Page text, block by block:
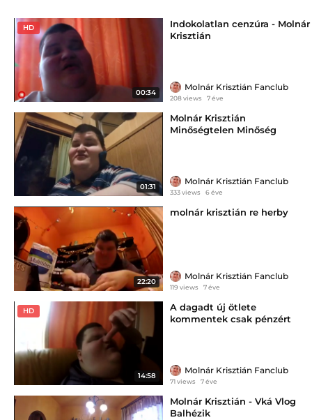
HD
00:34
Indokolatlan cenzúra - Molnár
Krisztián
Molnár Krisztián Fanclub
208 views 7 éve
01:31
Molnár Krisztián
Minőségtelen Minőség
Molnár Krisztián Fanclub
333 views 6 éve
22:20
molnár krisztián re herby
Molnár Krisztián Fanclub
119 views 7 éve
HD
14:58
A dagadt új ötlete
kommentek csak pénzért
Molnár Krisztián Fanclub
71 views 7 éve
Molnár Krisztián - Vká Vlog
Balhézik